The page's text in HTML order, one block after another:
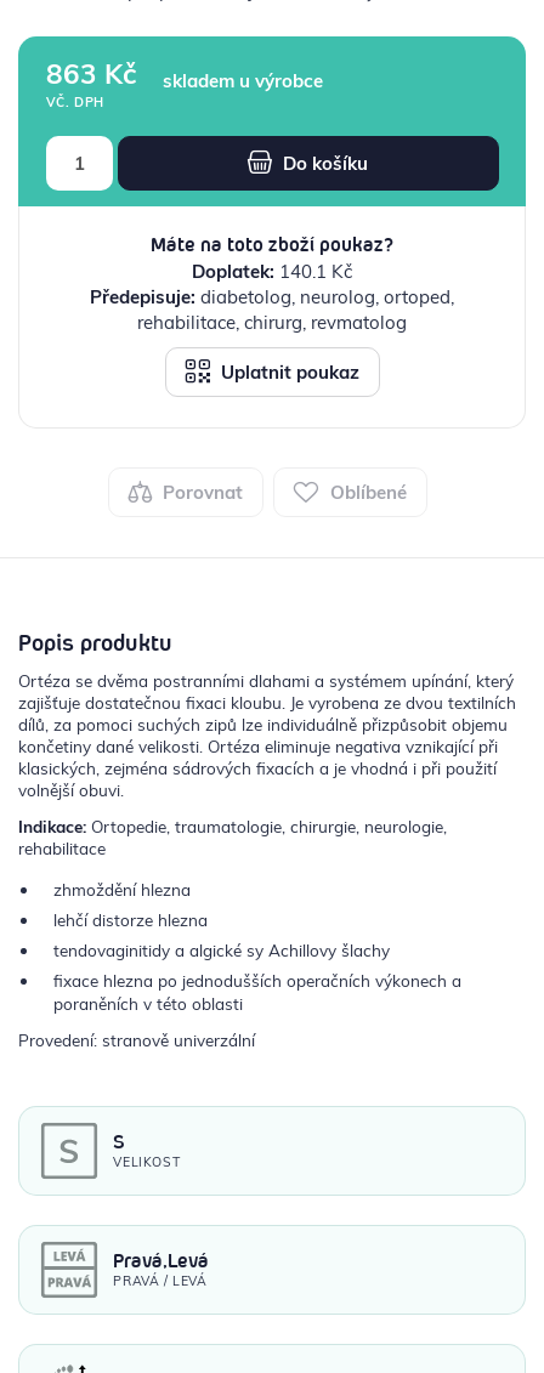
863 Kč
VČ. DPH
skladem u výrobce
Do košíku
Máte na toto zboží poukaz?
Doplatek: 140.1 Kč
Předepisuje: diabetolog, neurolog, ortoped,
rehabilitace, chirurg, revmatolog
Uplatnit poukaz
Porovnat Oblíbené
Popis produktu
Ortéza se dvěma postranními dlahami a systémem upínání, který
zajišťuje dostatečnou fixaci kloubu. Je vyrobena ze dvou textilních
dílů, za pomoci suchých zipů lze individuálně přizpůsobit objemu
končetiny dané velikosti. Ortéza eliminuje negativa vznikající při
klasických, zejména sádrových fixacích a je vhodná i při použití
volnější obuvi.
Indikace: Ortopedie, traumatologie, chirurgie, neurologie,
rehabilitace
zhmoždění hlezna
lehčí distorze hlezna
tendovaginitidy a algické sy Achillovy šlachy
fixace hlezna po jednodušších operačních výkonech a
poraněních v této oblasti
Provedení: stranově univerzální
S
VELIKOST
Pravá,Levá
PRAVÁ / LEVÁ